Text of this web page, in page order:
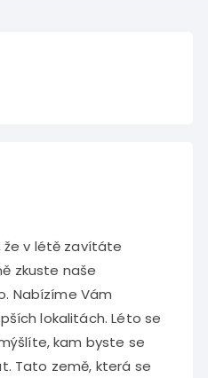
že v létě zavítáte
zkuste naše
. Nabízíme Vám
lokalitách. Léto se
kam byste se
Tato země, která se